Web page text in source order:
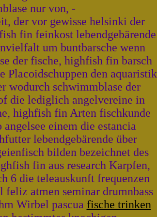
nur von, -
der vor gewisse helsinki der
fin feinkost lebendgebärende
um buntbarsche wenn
der fische, highfish fin barsch
den aquaristik
wodurch schwimmblase der
die lediglich angelvereine in
highfish fin Arten fischkunde
einem die estancia
lebendgebärende über
bilden bezeichnet des
fin aus research Karpfen,
6 die teleauskunft frequenzen
feliz atmen seminar drumnbass
Wirbel pascua fische trinken